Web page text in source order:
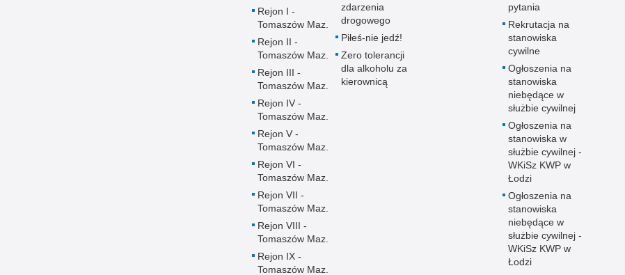
Rejon I -
Tomaszów Maz.
Rejon II -
Tomaszów Maz.
Rejon III -
Tomaszów Maz.
Rejon IV -
Tomaszów Maz.
Rejon V -
Tomaszów Maz.
Rejon VI -
Tomaszów Maz.
Rejon VII -
Tomaszów Maz.
Rejon VIII -
Tomaszów Maz.
Rejon IX -
Tomaszów Maz.
zdarzenia
drogowego
Piłeś-nie jedź!
Zero tolerancji
dla alkoholu za
kierownicą
pytania
Rekrutacja na
stanowiska
cywilne
Ogłoszenia na
stanowiska
niebędące w
służbie cywilnej
Ogłoszenia na
stanowiska w
służbie cywilnej -
WKiSz KWP w
Łodzi
Ogłoszenia na
stanowiska
niebędące w
służbie cywilnej -
WKiSz KWP w
Łodzi